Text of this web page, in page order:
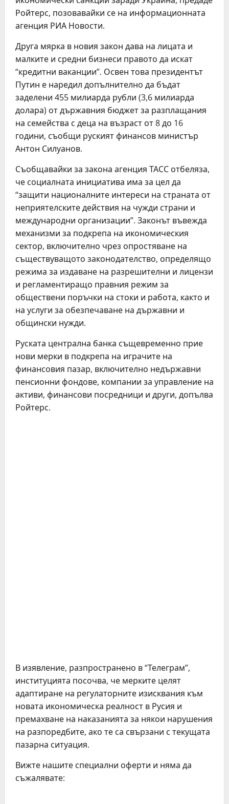
Ройтерс, позовавайки се на информационната
агенция РИА Новости.
Друга мярка в новия закон дава на лицата и
малките и средни бизнеси правото да искат
“кредитни ваканции”. Освен това президентът
Путин е наредил допълнително да бъдат
заделени 455 милиарда рубли (3,6 милиарда
долара) от държавния бюджет за разплащания
на семейства с деца на възраст от 8 до 16
години, съобщи руският финансов министър
Антон Силуанов.
Съобщавайки за закона агенция ТАСС отбеляза,
че социалната инициатива има за цел да
“защити националните интереси на страната от
неприятелските действия на чужди страни и
международни организации”. Законът въвежда
механизми за подкрепа на икономическия
сектор, включително чрез опростяване на
съществуващото законодателство, определящо
режима за издаване на разрешителни и лицензи
и регламентиращо правния режим за
обществени поръчки на стоки и работа, както и
на услуги за обезпечаване на държавни и
общински нужди.
Руската централна банка същевременно прие
нови мерки в подкрепа на играчите на
финансовия пазар, включително недържавни
пенсионни фондове, компании за управление на
активи, финансови посредници и други, допълва
Ройтерс.
В изявление, разпространено в “Телеграм”,
институцията посочва, че мерките целят
адаптиране на регулаторните изисквания към
новата икономическа реалност в Русия и
премахване на наказанията за някои нарушения
на разпоредбите, ако те са свързани с текущата
пазарна ситуация.
Вижте нашите специални оферти и няма да
съжалявате: